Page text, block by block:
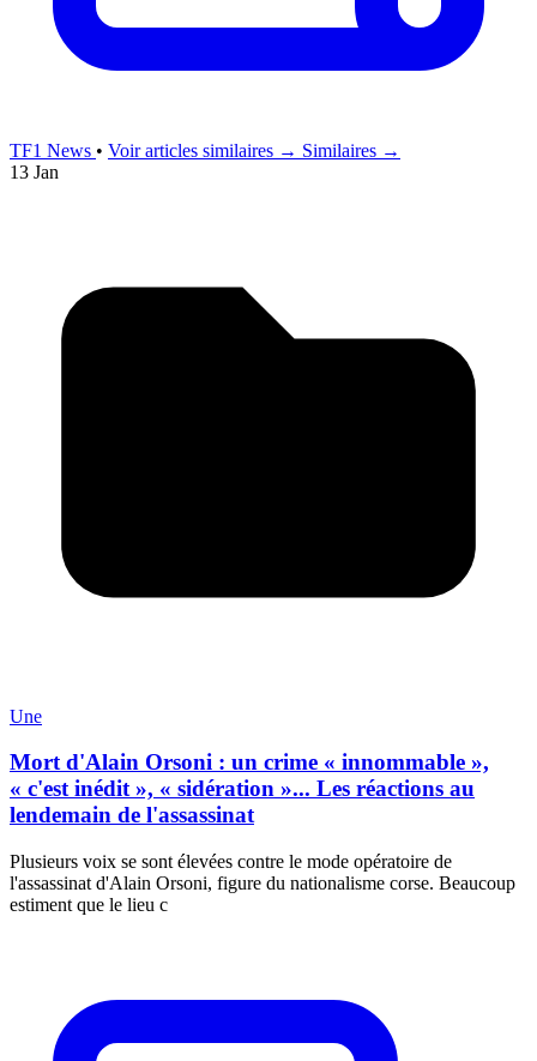
TF1 News • Voir articles similaires → Similaires →
13 Jan
Une
Mort d'Alain Orsoni : un crime « innommable »,
« c'est inédit », « sidération »... Les réactions au
lendemain de l'assassinat
Plusieurs voix se sont élevées contre le mode opératoire de
l'assassinat d'Alain Orsoni, figure du nationalisme corse. Beaucoup
estiment que le lieu c